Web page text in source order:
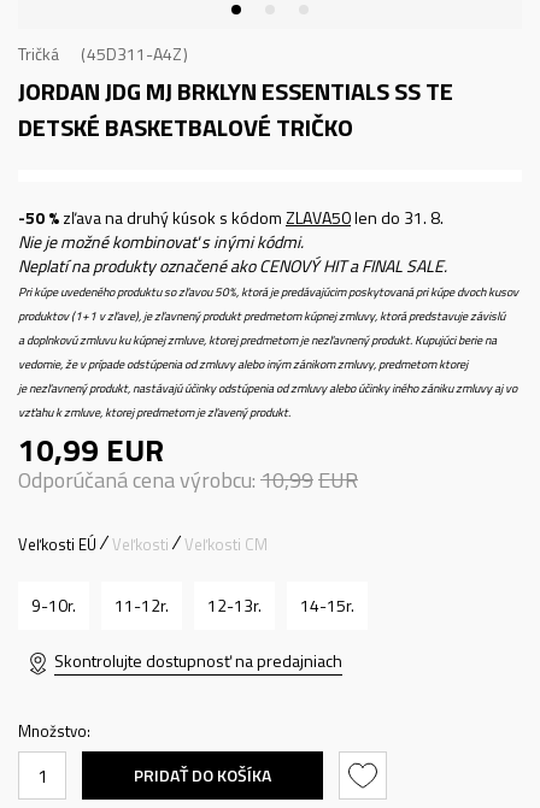
Tričká 45D311-A4Z
JORDAN JDG MJ BRKLYN ESSENTIALS SS TE
DETSKÉ BASKETBALOVÉ TRIČKO
-50 %zľava na druhý kúsok s kódomZLAVA50len do 31. 8.
Nie je možné kombinovať s inými kódmi.
Neplatí na produkty označené ako CENOVÝ HIT a FINAL SALE.
Pri kúpe uvedeného produktu so zľavou 50%, ktorá je predávajúcim poskytovaná pri kúpe dvoch kusov
produktov (1+1 v zľave), je zľavnený produkt predmetom kúpnej zmluvy, ktorá predstavuje závislú
a doplnkovú zmluvu ku kúpnej zmluve, ktorej predmetom je nezľavnený produkt. Kupujúci berie na
vedomie, že v prípade odstúpenia od zmluvy alebo iným zánikom zmluvy, predmetom ktorej
je nezľavnený produkt, nastávajú účinky odstúpenia od zmluvy alebo účinky iného zániku zmluvy aj vo
vzťahu k zmluve, ktorej predmetom je zľavený produkt.
10,99 EUR
Odporúčaná cena výrobcu:10,99EUR
Veľkosti EÚ Veľkosti Veľkosti CM
9-10r. 11-12r. 12-13r. 14-15r.
Skontrolujte dostupnosť na predajniach
Množstvo:
PRIDAŤ DO KOŠÍKA